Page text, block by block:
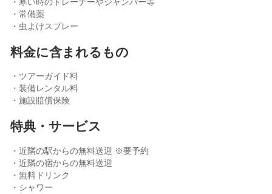
・寒い時のトレーナーやジャンパー等
・常備薬
・虫よけスプレー
料金に含まれるもの
・ツアーガイド料
・装備レンタル料
・施設賠償保険
特典・サービス
・近隣の駅からの無料送迎 ※要予約
・近隣の宿からの無料送迎
・無料ドリンク
・シャワー